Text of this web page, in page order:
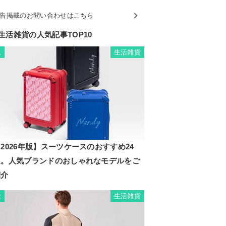
掲載のお問い合わせはこちら
活雑貨の人気記事TOP10
生活雑貨
年版】スーツケースのおすすめ24
人気ブランドのおしゃれなモデルをご
生活雑貨